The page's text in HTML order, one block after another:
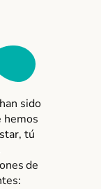
sido
hemos
tú
de